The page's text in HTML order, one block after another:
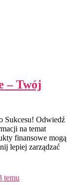
– Twój
Sukcesu! Odwiedź
na temat
finansowe mogą
lepiej zarządzać
temu